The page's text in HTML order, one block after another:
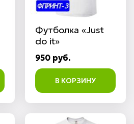
Футболка «Just
do it»
950 руб.
В КОРЗИНУ